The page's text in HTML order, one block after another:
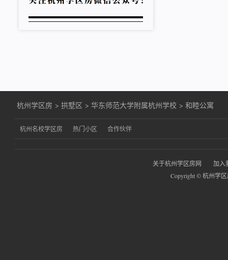
杭州学区房 >拱墅区 >华东师范大学附属杭州学校 >和睦公寓
杭州名校学区房 热门小区 合作伙伴
关于杭州学区房网
加入
Copyright © 杭州学